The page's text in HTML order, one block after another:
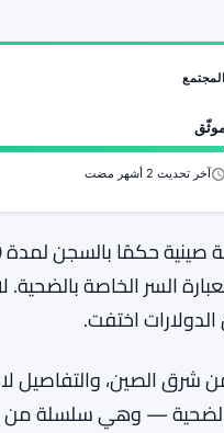
آخر تحديث 2 أشهر مضت
10 سنوات وتسعة أشهر على رجل قام بسرقة 107 بيتكوين (
السر الخاصة
اختفت.
شرق الصين، والتفاصيل
— وهي سلسلة من